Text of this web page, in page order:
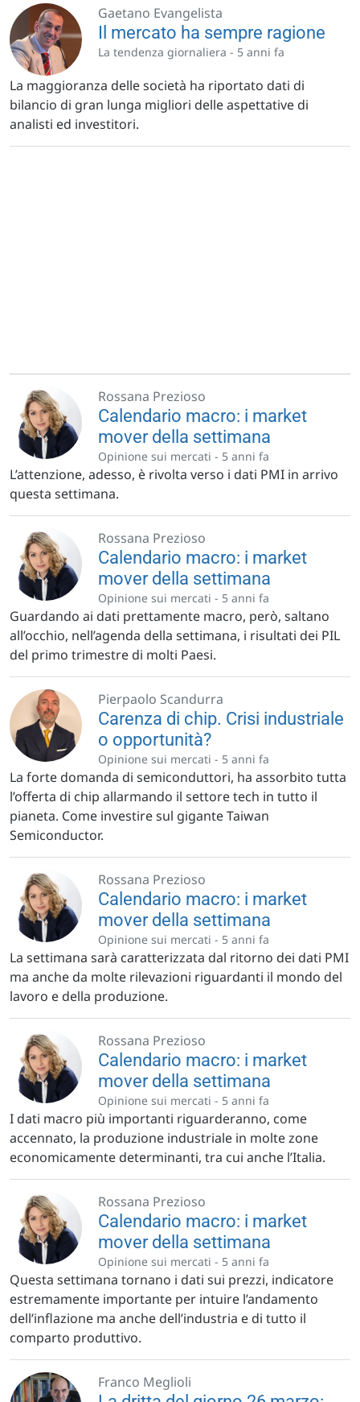
Gaetano Evangelista
Il mercato ha sempre ragione
La tendenza giornaliera - 5 anni fa
La maggioranza delle società ha riportato dati di
bilancio di gran lunga migliori delle aspettative di
analisti ed investitori.
Rossana Prezioso
Calendario macro: i market
mover della settimana
Opinione sui mercati - 5 anni fa
L’attenzione, adesso, è rivolta verso i dati PMI in arrivo
questa settimana.
Rossana Prezioso
Calendario macro: i market
mover della settimana
Opinione sui mercati - 5 anni fa
Guardando ai dati prettamente macro, però, saltano
all’occhio, nell’agenda della settimana, i risultati dei PIL
del primo trimestre di molti Paesi.
Pierpaolo Scandurra
Carenza di chip. Crisi industriale
o opportunità?
Opinione sui mercati - 5 anni fa
La forte domanda di semiconduttori, ha assorbito tutta
l’offerta di chip allarmando il settore tech in tutto il
pianeta. Come investire sul gigante Taiwan
Semiconductor.
Rossana Prezioso
Calendario macro: i market
mover della settimana
Opinione sui mercati - 5 anni fa
La settimana sarà caratterizzata dal ritorno dei dati PMI
ma anche da molte rilevazioni riguardanti il mondo del
lavoro e della produzione.
Rossana Prezioso
Calendario macro: i market
mover della settimana
Opinione sui mercati - 5 anni fa
I dati macro più importanti riguarderanno, come
accennato, la produzione industriale in molte zone
economicamente determinanti, tra cui anche l’Italia.
Rossana Prezioso
Calendario macro: i market
mover della settimana
Opinione sui mercati - 5 anni fa
Questa settimana tornano i dati sui prezzi, indicatore
estremamente importante per intuire l’andamento
dell’inflazione ma anche dell’industria e di tutto il
comparto produttivo.
Franco Meglioli